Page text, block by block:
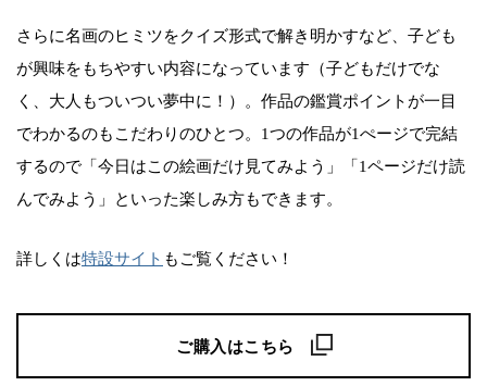
さらに名画のヒミツをクイズ形式で解き明かすなど、子ども
が興味をもちやすい内容になっています（子どもだけでな
く、大人もついつい夢中に！）。作品の鑑賞ポイントが一目
でわかるのもこだわりのひとつ。1つの作品が1ぺージで完結
するので「今日はこの絵画だけ見てみよう」「1ページだけ読
んでみよう」といった楽しみ方もできます。
詳しくは特設サイト もご覧ください！
ご購入はこちら